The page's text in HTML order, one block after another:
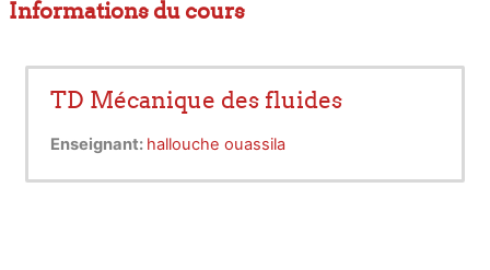
Informations du cours
TD Mécanique des fluides
Enseignant: hallouche ouassila